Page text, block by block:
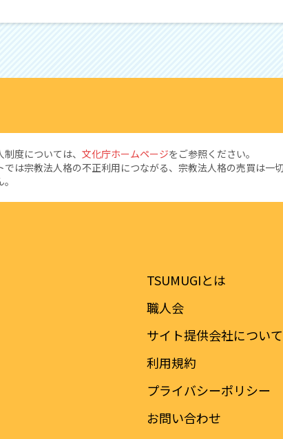
度については、 文化庁ホームページをご参照ください。
では宗教法人格の不正利用につながる、宗教法人格の売買は一
TSUMUGIとは
職人会
サイト提供会社について
利用規約
プライバシーポリシー
お問い合わせ